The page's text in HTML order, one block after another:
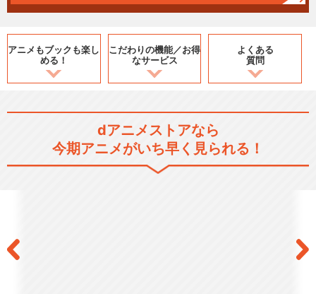
アニメもブックも楽し
める！
こだわりの機能／お得
なサービス
よくある
質問
dアニメストアなら
今期アニメがいち早く見られる！